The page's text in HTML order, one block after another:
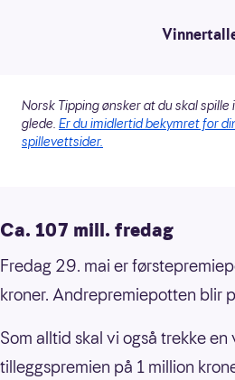
Norsk Tipping ønsker at du skal
glede. Er du imidlertid bekymret for
spillevettsider.
Ca. 107 mill. fredag
Fredag 29. mai er
kroner. Andrepremiepotten blir
Som alltid skal vi også trekke
tilleggspremien på 1 million